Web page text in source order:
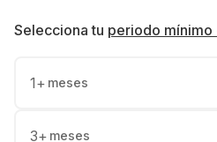
Selecciona tu periodo mínimo
1+ meses
3+ meses